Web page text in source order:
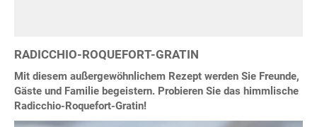
RADICCHIO-ROQUEFORT-GRATIN
Mit diesem außergewöhnlichem Rezept werden Sie Freunde,
Gäste und Familie begeistern. Probieren Sie das himmlische
Radicchio-Roquefort-Gratin!